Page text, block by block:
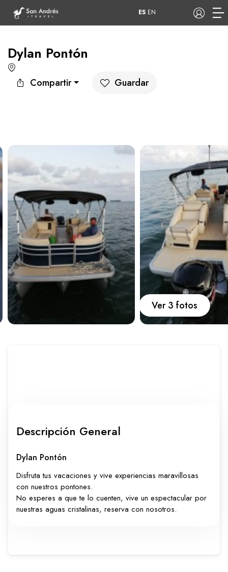
Hoteles Barcos
Carros Ayuda
Nosotros
ES EN
Dylan Pontón
Compartir Guardar
Ver 3 fotos
Descripción General
Dylan Pontón
Disfruta tus vacaciones y vive experiencias maravillosas
con nuestros pontones.
No esperes a que te lo cuenten, vive un espectacular por
nuestras aguas cristalinas, reserva con nosotros.